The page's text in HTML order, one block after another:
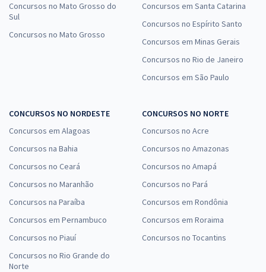
Concursos no Mato Grosso do
Sul
Concursos no Mato Grosso
Concursos em Santa Catarina
Concursos no Espírito Santo
Concursos em Minas Gerais
Concursos no Rio de Janeiro
Concursos em São Paulo
CONCURSOS NO NORDESTE
Concursos em Alagoas
Concursos na Bahia
Concursos no Ceará
Concursos no Maranhão
Concursos na Paraíba
Concursos em Pernambuco
Concursos no Piauí
Concursos no Rio Grande do
Norte
CONCURSOS NO NORTE
Concursos no Acre
Concursos no Amazonas
Concursos no Amapá
Concursos no Pará
Concursos em Rondônia
Concursos em Roraima
Concursos no Tocantins